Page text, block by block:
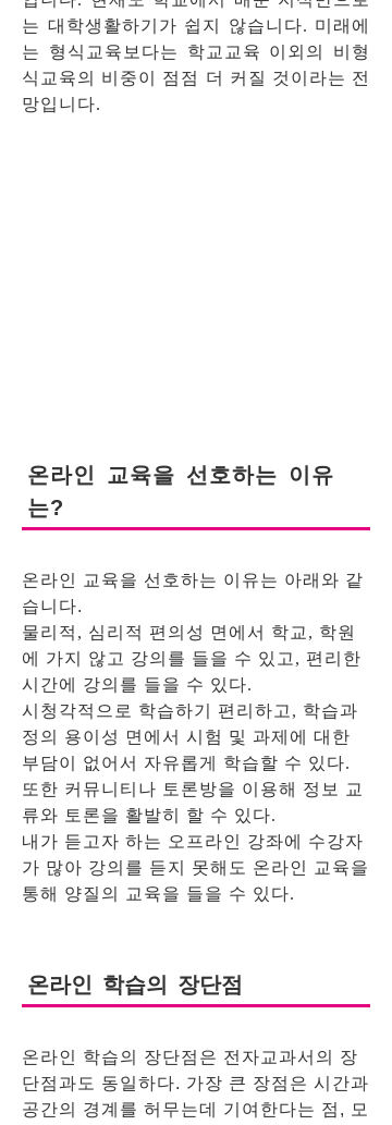
는 대학생활하기가 쉽지 않습니다. 미래에
는 형식교육보다는 학교교육 이외의 비형
식교육의 비중이 점점 더 커질 것이라는 전
망입니다.
온라인 교육을 선호하는 이유
는?
온라인 교육을 선호하는 이유는 아래와 같
습니다.
물리적, 심리적 편의성 면에서 학교, 학원
에 가지 않고 강의를 들을 수 있고, 편리한
시간에 강의를 들을 수 있다.
시청각적으로 학습하기 편리하고, 학습과
정의 용이성 면에서 시험 및 과제에 대한
부담이 없어서 자유롭게 학습할 수 있다.
또한 커뮤니티나 토론방을 이용해 정보 교
류와 토론을 활발히 할 수 있다.
내가 듣고자 하는 오프라인 강좌에 수강자
가 많아 강의를 듣지 못해도 온라인 교육을
통해 양질의 교육을 들을 수 있다.
온라인 학습의 장단점
온라인 학습의 장단점은 전자교과서의 장
단점과도 동일하다. 가장 큰 장점은 시간과
공간의 경계를 허무는데 기여한다는 점, 모